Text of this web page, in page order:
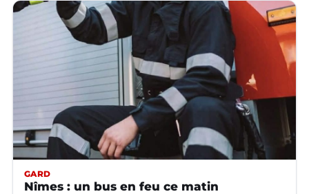
GARD
Nîmes : un bus en feu ce matin